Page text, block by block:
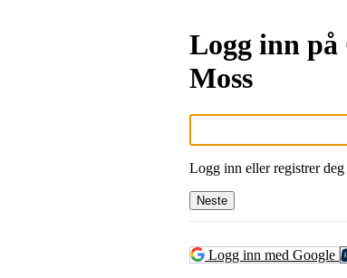
Logg inn
Moss
Logg inn eller registrer deg
Neste
Logg inn med Google